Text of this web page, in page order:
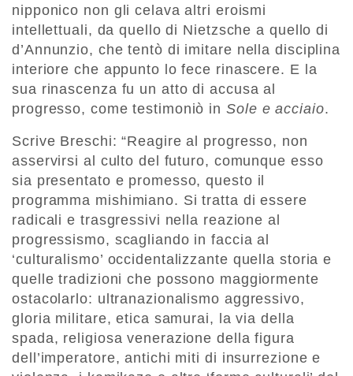
nipponico non gli celava altri eroismi
intellettuali, da quello di Nietzsche a quello di
d’Annunzio, che tentò di imitare nella disciplina
interiore che appunto lo fece rinascere. E la
sua rinascenza fu un atto di accusa al
progresso, come testimoniò in Sole e acciaio.
Scrive Breschi: “Reagire al progresso, non
asservirsi al culto del futuro, comunque esso
sia presentato e promesso, questo il
programma mishimiano. Si tratta di essere
radicali e trasgressivi nella reazione al
progressismo, scagliando in faccia al
‘culturalismo’ occidentalizzante quella storia e
quelle tradizioni che possono maggiormente
ostacolarlo: ultranazionalismo aggressivo,
gloria militare, etica samurai, la via della
spada, religiosa venerazione della figura
dell’imperatore, antichi miti di insurrezione e